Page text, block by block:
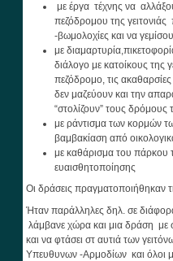
με έργα τέχνης να
πεζόδρομου της γειτονιάς
-βωμολοχίες και να
με
διάλογο με κατοίκους της
πεζόδρομο, τις ακαθαρσίες
δεν μαζεύουν και την
“στολίζουν” τους δρόμους
με ράντισμα των κορμών
βαμβακίαση από
με καθάρισμα του πάρκου
ευαισθητοποίησης
Οι δράσεις
Ήταν παράλληλες δηλ. σε διάφορα
λάμβανε χώρα και μια δράση με
και να φτάσει στ αυτιά των
Υπευθυνων -Αρμοδίων και όλοι